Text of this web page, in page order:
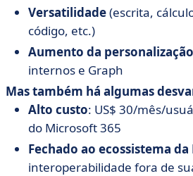
Versatilidade(escrita,
código, etc.)
Aumento da personalização
internos e Graph
Mas também há algumas
Alto custo: US$ 30/mês/
do Microsoft 365
Fechado ao ecossistema
interoperabilidade fora de